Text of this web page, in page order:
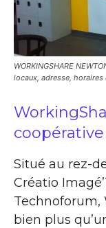
WORKINGSHARE
locaux, adresse,
Situé au rez-
Créatio
Technoforum,
bien plus